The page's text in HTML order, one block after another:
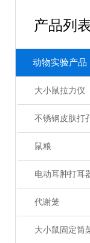
产品列
动物实验产品
大小鼠拉力仪
不锈钢皮肤打
鼠粮
电动耳肿打耳
代谢笼
大小鼠固定筒